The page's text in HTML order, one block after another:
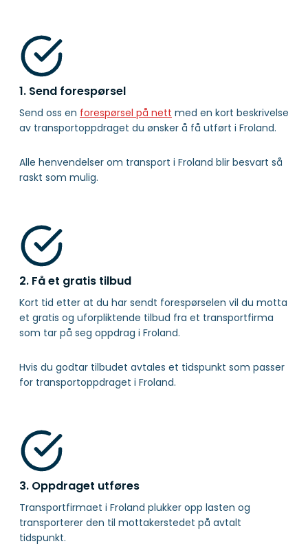
1. Send forespørsel
Send oss en forespørsel på nett med en kort beskrivelse
av transportoppdraget du ønsker å få utført i Froland.
Alle henvendelser om transport i Froland blir besvart så
raskt som mulig.
2. Få et gratis tilbud
Kort tid etter at du har sendt forespørselen vil du motta
et gratis og uforpliktende tilbud fra et transportfirma
som tar på seg oppdrag i Froland.
Hvis du godtar tilbudet avtales et tidspunkt som passer
for transportoppdraget i Froland.
3. Oppdraget utføres
Transportfirmaet i Froland plukker opp lasten og
transporterer den til mottakerstedet på avtalt
tidspunkt.